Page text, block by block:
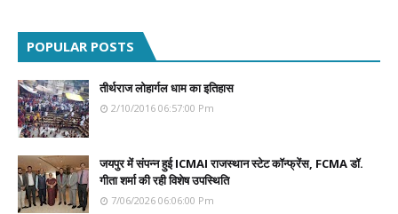
POPULAR POSTS
तीर्थराज लोहार्गल धाम का इतिहास
2/10/2016 06:57:00 Pm
जयपुर में संपन्न हुई ICMAI राजस्थान स्टेट कॉन्फ्रेंस, FCMA डॉ.
गीता शर्मा की रही विशेष उपस्थिति
7/06/2026 06:06:00 Pm